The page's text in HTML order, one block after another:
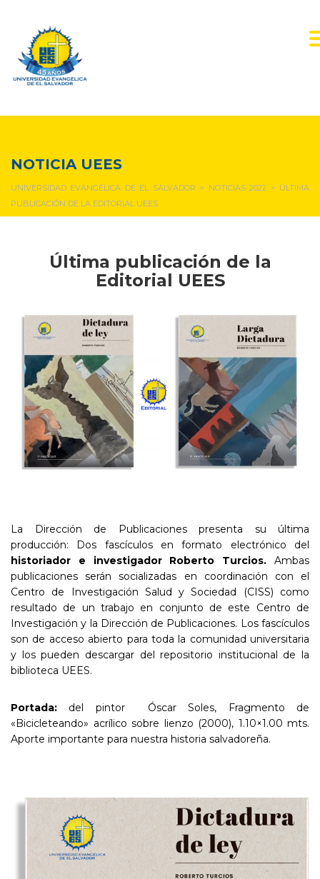
NOTICIA UEES
UNIVERSIDAD EVANGÉLICA DE EL SALVADOR > NOTICIAS 2022 > ÚLTIMA
PUBLICACIÓN DE LA EDITORIAL UEES
Última publicación de la
Editorial UEES
La Dirección de Publicaciones presenta su última
producción: Dos fascículos en formato electrónico del
historiador e investigador Roberto Turcios. Ambas
publicaciones serán socializadas en coordinación con el
Centro de Investigación Salud y Sociedad (CISS) como
resultado de un trabajo en conjunto de este Centro de
Investigación y la Dirección de Publicaciones. Los fascículos
son de acceso abierto para toda la comunidad universitaria
y los pueden descargar del repositorio institucional de la
biblioteca UEES.
Portada: del pintor Óscar Soles, Fragmento de
«Bicicleteando» acrílico sobre lienzo (2000), 1.10×1.00 mts.
Aporte importante para nuestra historia salvadoreña.